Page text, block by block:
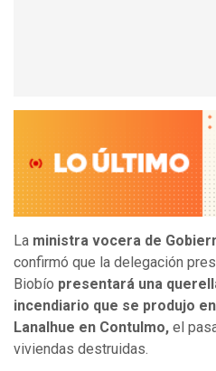
La ministra vocera de
confirmó que la delegación
Biobío presentará una
incendiario que se produjo
Lanalhue en Contulmo, el
viviendas destruidas.